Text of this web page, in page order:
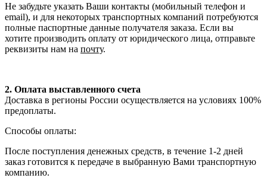
Не забудьте указать Ваши контакты (мобильный телефон и
email), и для некоторых транспортных компаний потребуются
полные паспортные данные получателя заказа. Если вы
хотите производить оплату от юридического лица, отправьте
реквизиты нам на почту.
2. Оплата выставленного счета
Доставка в регионы России осуществляется на условиях 100%
предоплаты.
Способы оплаты:
После поступления денежных средств, в течение 1-2 дней
заказ готовится к передаче в выбранную Вами транспортную
компанию.